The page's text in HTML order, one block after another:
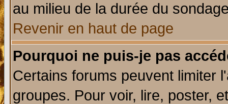
au milieu de la durée du
Revenir en haut de page
Pourquoi ne puis-je pas
Certains forums peuvent limiter
groupes. Pour voir, lire, poster,